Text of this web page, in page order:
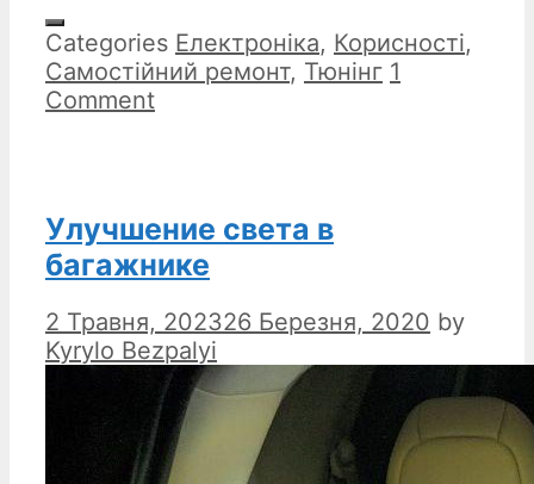
Categories Електроніка, Корисності,
Самостійний ремонт, Тюнінг 1
Comment
Улучшение света в
багажнике
2 Травня, 202326 Березня, 2020 by
Kyrylo Bezpalyi